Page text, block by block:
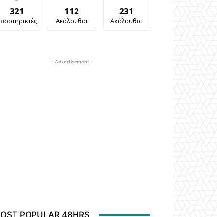
321 112
Ακόλουθοι
231
Ακόλουθοι
- Advertisement -
POPULAR 48HRS